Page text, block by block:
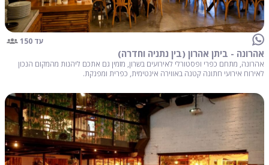
עד 150
אהרונה - ביתן אהרון (בין נתניה וחדרה)
אהרונה, מתחם כפרי ופסטורלי לאירועים בשרון, מזמין גם אתכם ליהנות מהמקום הנכון
לאירוח אירועי חתונה קטנה באווירה אינטימית, כפרית ומפנקת.